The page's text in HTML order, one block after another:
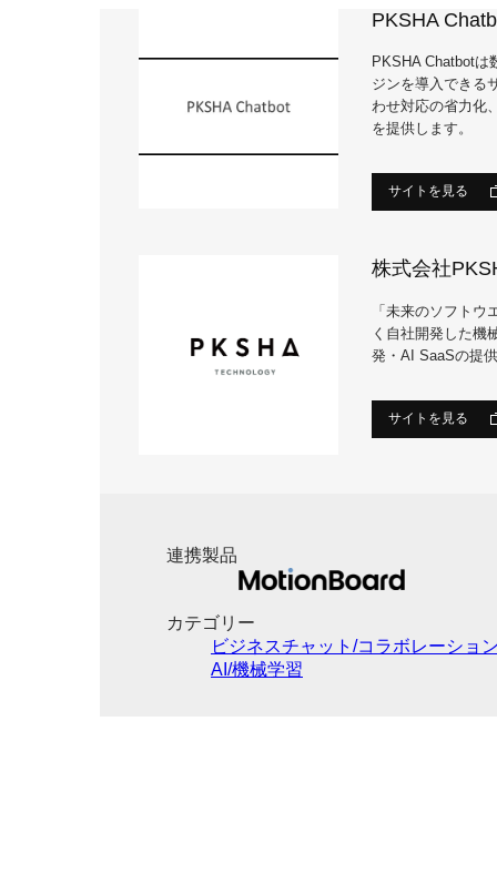
PKSHA
PKSHA Chatbotは
ジンを導入できる
わせ対応の省力化
を提供します。
サイトを見る
株式会社
「未来のソフト
く自社開発した機
発・AI SaaSの提
サイトを見る
連携製品
カテゴリー
ビジネスチャット/コラボレーショ
AI/機械学習